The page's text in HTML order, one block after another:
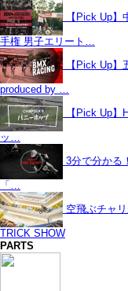
【Pick Up
手権 男子エリート…
【Pick Up
produced by …
【Pick Up
ッ…
3分で分かる
「…
空飛ぶチャ
TRICK SHOW
PARTS